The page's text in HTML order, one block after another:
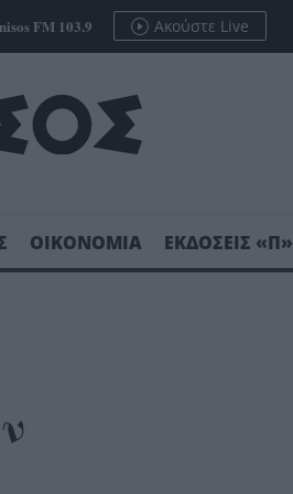
FM 103.9 Ακούστε Live
ΟΙΚΟΝΟΜΙΑ ΕΚΔΟΣΕΙΣ «Π»